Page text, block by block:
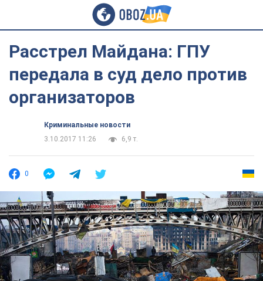
Расстрел Майдана: ГПУ
передала в суд дело против
организаторов
Криминальные новости
3.10.2017 11:26
6,9 т.
0